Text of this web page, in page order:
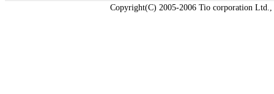
Copyright(C) 2005-2006 Tio corporation